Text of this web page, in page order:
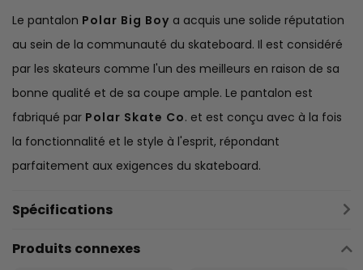
Le pantalon Polar Big Boy a acquis une solide réputation
au sein de la communauté du skateboard. Il est considéré
par les skateurs comme l'un des meilleurs en raison de sa
bonne qualité et de sa coupe ample. Le pantalon est
fabriqué par Polar Skate Co. et est conçu avec à la fois
la fonctionnalité et le style à l'esprit, répondant
parfaitement aux exigences du skateboard.
Spécifications
Produits connexes